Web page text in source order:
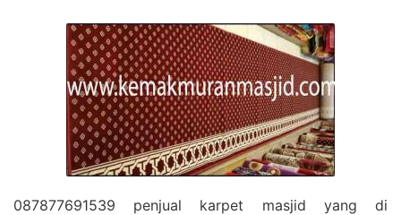
087877691539 penjual karpet masjid yang di